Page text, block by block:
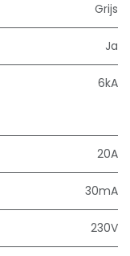
Grijs
Ja
6kA
20A
30mA
230V